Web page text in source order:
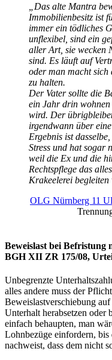
„Das alte Mantra
Immobilien­besitz ist
immer ein tödliches
unflexibel, sind ein
aller Art, sie wecken
sind. Es läuft auf
oder man macht
zu halten.
Der Vater sollte die
ein Jahr drin
wird. Der
irgendwann über
Ergebnis ist
Stress und hat sogar
weil die Ex und die
Rechtspflege das
Krakeelerei begleiten
OLG Nürnberg 11
Beweislast bei Befristung
BGH XII ZR 175/08,
Unbegrenzte
alles andere muss der
Beweis­last­ver­schiebung
Unterhalt herabsetzen
einfach behaupten, man
Lohnbezüge einfordern,
nachweist, dass dem nicht